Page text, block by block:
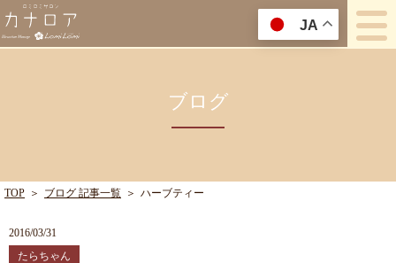
ブログ
TOP ＞ ブログ 記事一覧 ＞ ハーブティー
2016/03/31
たらちゃん
JA